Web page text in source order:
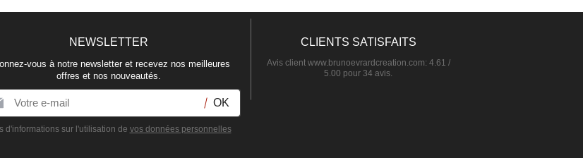
NEWSLETTER
vous à notre newsletter et recevez nos meilleures
offres et nos nouveautés.
d'informations sur l'utilisation de vos données personnelles
CLIENTS SATISFAITS
Avis client www.brunoevrardcreation.com: 4.61 /
5.00 pour 34 avis.